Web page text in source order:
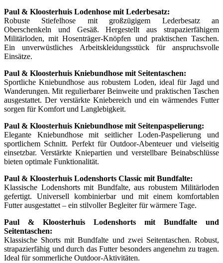
Paul & Kloosterhuis Lodenhose mit Lederbesatz:
Robuste Stiefelhose mit großzügigem Lederbesatz an
Oberschenkeln und Gesäß. Hergestellt aus strapazierfähigem
Militärloden, mit Hosenträger-Knöpfen und praktischen Taschen.
Ein unverwüstliches Arbeitskleidungsstück für anspruchsvolle
Einsätze.
Paul & Kloosterhuis Kniebundhose mit Seitentaschen:
Sportliche Kniebundhose aus robustem Loden, ideal für Jagd und
Wanderungen. Mit regulierbarer Beinweite und praktischen Taschen
ausgestattet. Der verstärkte Kniebereich und ein wärmendes Futter
sorgen für Komfort und Langlebigkeit.
Paul & Kloosterhuis Kniebundhose mit Seitenpaspelierung:
Elegante Kniebundhose mit seitlicher Loden-Paspelierung und
sportlichem Schnitt. Perfekt für Outdoor-Abenteuer und vielseitig
einsetzbar. Verstärkte Kniepartien und verstellbare Beinabschlüsse
bieten optimale Funktionalität.
Paul & Kloosterhuis Lodenshorts Classic mit Bundfalte:
Klassische Lodenshorts mit Bundfalte, aus robustem Militärloden
gefertigt. Universell kombinierbar und mit einem komfortablen
Futter ausgestattet – ein stilvoller Begleiter für wärmere Tage.
Paul & Kloosterhuis Lodenshorts mit Bundfalte und
Seitentaschen:
Klassische Shorts mit Bundfalte und zwei Seitentaschen. Robust,
strapazierfähig und durch das Futter besonders angenehm zu tragen.
Ideal für sommerliche Outdoor-Aktivitäten.